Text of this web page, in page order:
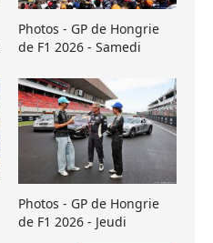
Photos - GP de Hongrie
de F1 2026 - Samedi
Photos - GP de Hongrie
de F1 2026 - Jeudi